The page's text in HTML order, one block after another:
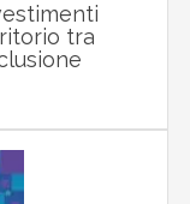
tra